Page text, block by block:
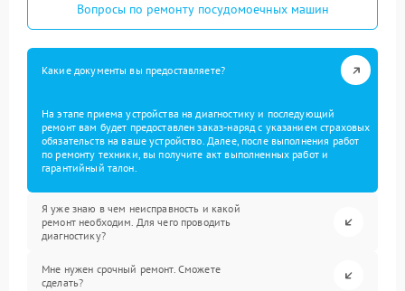
Вопросы по ремонту посудомоечных машин
Какие документы вы предоставляете?
На этапе приема устройства на диагностику и последующий
ремонт вам будет предоставлен заказ-наряд с указанием страховых
обязательств на ваше устройство. Далее, после выполнения работ
по ремонту техники, вы получите акт выполненных работ и
гарантийный талон.
Я уже знаю в чем неисправность и какой
ремонт необходим. Для чего проводить
диагностику?
Мне нужен срочный ремонт. Сможете
сделать?